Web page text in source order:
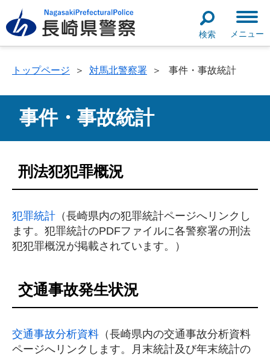
検索 メニュー
トップページ ＞ 対馬北警察署 ＞ 事件・事故統計
事件・事故統計
刑法犯犯罪概況
犯罪統計 （長崎県内の犯罪統計ページへリンクし
ます。犯罪統計のPDFファイルに各警察署の刑法
犯犯罪概況が掲載されています。）
交通事故発生状況
交通事故分析資料 （長崎県内の交通事故分析資料
ページへリンクします。月末統計及び年末統計の